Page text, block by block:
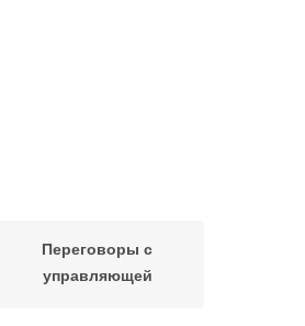
Переговоры с
управляющей